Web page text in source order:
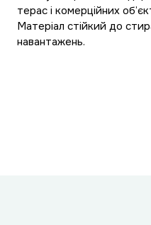
терас і комерційних
Матеріал стійкий до
навантажень.